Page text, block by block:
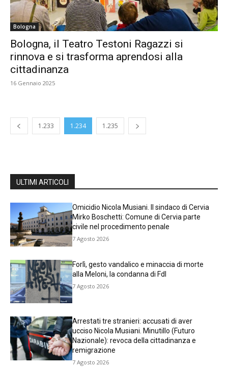
Bologna
Bologna, il Teatro Testoni Ragazzi si
rinnova e si trasforma aprendosi alla
cittadinanza
16 Gennaio 2025
1.233 1.234 1.235
ULTIMI ARTICOLI
Omicidio Nicola Musiani. Il sindaco di Cervia
Mirko Boschetti: Comune di Cervia parte
civile nel procedimento penale
7 Agosto 2026
Forlì, gesto vandalico e minaccia di morte
alla Meloni, la condanna di FdI
7 Agosto 2026
Arrestati tre stranieri: accusati di aver
ucciso Nicola Musiani. Minutillo (Futuro
Nazionale): revoca della cittadinanza e
remigrazione
7 Agosto 2026